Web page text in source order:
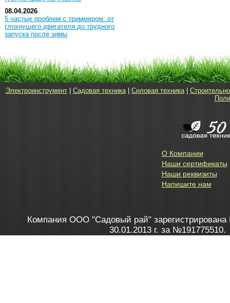
08.04.2026
5 частых проблем с триммером: от
глохнущего двигателя до трудного
запуска после зимы
Электроинструмент| Садовая техника| Силовая техника|
О Компании
Наши сертификаты
Наши реквизиты
Напишите нам
Компания ООО "Садовый рай" зарегистрирована
30.01.2013 г. за №191775510.